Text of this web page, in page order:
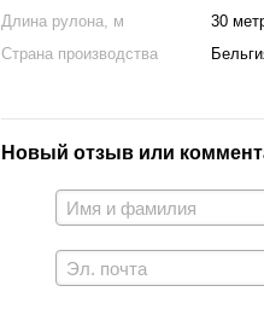
Длина рулона, м
30
Страна производства
Новый отзыв или